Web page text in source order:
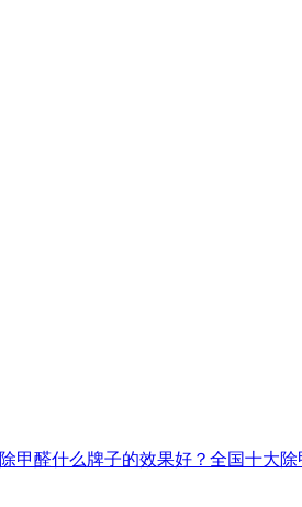
除甲醛什么牌子的效果好？全国十大